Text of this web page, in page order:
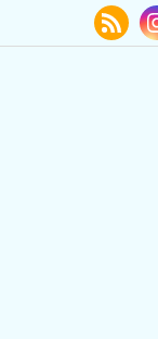
instagram
rss feed